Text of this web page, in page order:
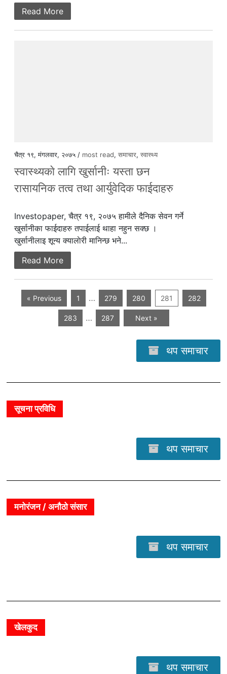
Read More
चैत्र १९, मंगलवार, २०७५ / most read,समाचार,स्वास्थ्य
स्वास्थ्यकाे लागि खुर्सानीः यस्ता छन
रासायनिक तत्व तथा आर्युवेदिक फाईदाहरु
Investopaper, चैत्र १९, २०७५ हामीले दैनिक सेवन गर्ने
खुर्सानीका फाईदाहरु तपाईलाई थाहा नहुन सक्छ ।
खुर्सानीलाइ शून्य क्यालाेरी मानिन्छ भने...
Read More
« Previous 1 … 279 280 281 282
283 … 287 Next »
थप समाचार
सूचना प्रविधि
थप समाचार
मनोरंजन / अनौठो संसार
थप समाचार
खेलकुद
थप समाचार